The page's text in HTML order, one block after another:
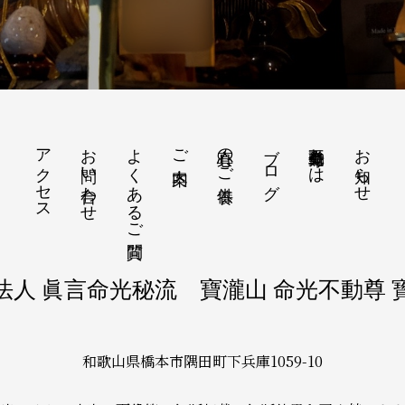
お知らせ
命光不動尊とは
ブログ
真心のご供養
ご案内
よくあるご質問
お問い合わせ
アクセス
人 眞言命光秘流 寶瀧山 命光不動尊
和歌山県橋本市隅田町下兵庫1059-10